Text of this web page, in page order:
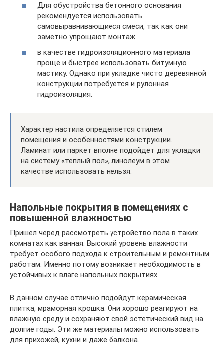
Для обустройства бетонного основания
рекомендуется использовать
самовыравнивающиеся смеси, так как они
заметно упрощают монтаж.
в качестве гидроизоляционного материала
проще и быстрее использовать битумную
мастику. Однако при укладке чисто деревянной
конструкции потребуется и рулонная
гидроизоляция.
Характер настила определяется стилем
помещения и особенностями конструкции.
Ламинат или паркет вполне подойдет для укладки
на систему «теплый пол», линолеум в этом
качестве использовать нельзя.
Напольные покрытия в помещениях с
повышенной влажностью
Пришел черед рассмотреть устройство пола в таких
комнатах как ванная. Высокий уровень влажности
требует особого подхода к строительным и ремонтным
работам. Именно потому возникает необходимость в
устойчивых к влаге напольных покрытиях.
В данном случае отлично подойдут керамическая
плитка, мраморная крошка. Они хорошо реагируют на
влажную среду и сохраняют свой эстетический вид на
долгие годы. Эти же материалы можно использовать
для прихожей, кухни и даже балкона.